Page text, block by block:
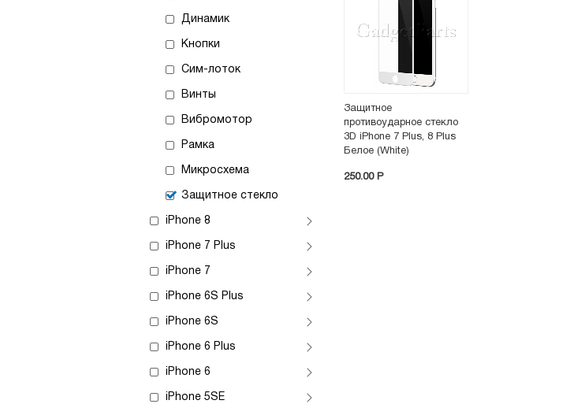
Динамик
Кнопки
Сим-лоток
Винты
Вибромотор
Рамка
Микросхема
Защитное стекло
iPhone 8
iPhone 7 Plus
iPhone 7
iPhone 6S Plus
iPhone 6S
iPhone 6 Plus
iPhone 6
iPhone 5SE
Защитное
противоударное стекло
3D iPhone 7 Plus, 8 Plus
Белое (White)
250.00 P